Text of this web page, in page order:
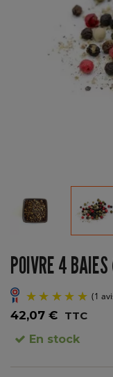
POIVRE 4
42,07 € TTC
En stock